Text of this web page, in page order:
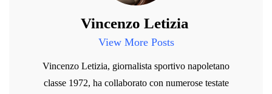
Vincenzo Letizia
View More Posts
Vincenzo Letizia, giornalista sportivo napoletano
classe 1972, ha collaborato con numerose testate